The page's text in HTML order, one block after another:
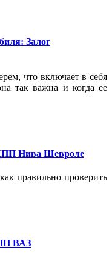
Залог
что включает в себя
так важна и когда ее
Нива Шевроле
правильно проверить
ВАЗ